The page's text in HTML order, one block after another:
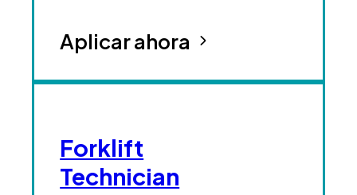
Aplicar ahora
Forklift
Technician